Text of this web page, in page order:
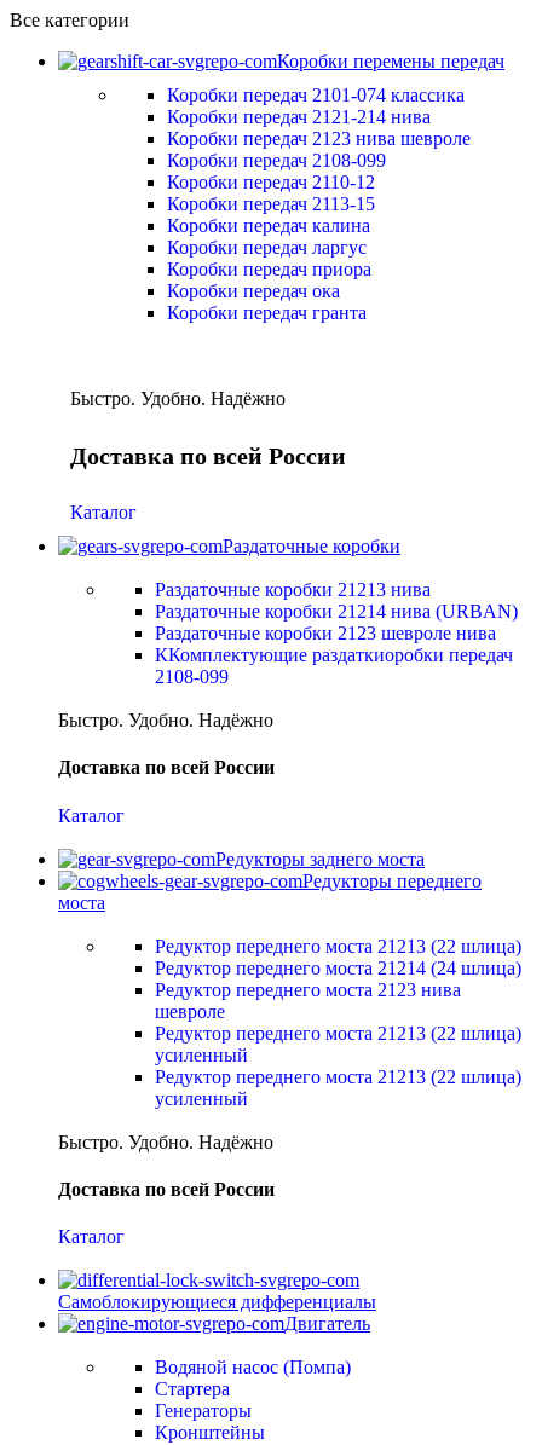
Все категории
Коробки перемены передач
Коробки передач 2101-074 классика
Коробки передач 2121-214 нива
Коробки передач 2123 нива шевроле
Коробки передач 2108-099
Коробки передач 2110-12
Коробки передач 2113-15
Коробки передач калина
Коробки передач ларгус
Коробки передач приора
Коробки передач ока
Коробки передач гранта
Быстро. Удобно. Надёжно
Доставка по всей России
Каталог
Раздаточные коробки
Раздаточные коробки 21213 нива
Раздаточные коробки 21214 нива (URBAN)
Раздаточные коробки 2123 шевроле нива
ККомплектующие раздаткиоробки передач
2108-099
Быстро. Удобно. Надёжно
Доставка по всей России
Каталог
Редукторы заднего моста
Редукторы переднего
моста
Редуктор переднего моста 21213 (22 шлица)
Редуктор переднего моста 21214 (24 шлица)
Редуктор переднего моста 2123 нива
шевроле
Редуктор переднего моста 21213 (22 шлица)
усиленный
Редуктор переднего моста 21213 (22 шлица)
усиленный
Быстро. Удобно. Надёжно
Доставка по всей России
Каталог
Самоблокирующиеся дифференциалы
Двигатель
Водяной насос (Помпа)
Стартера
Генераторы
Кронштейны